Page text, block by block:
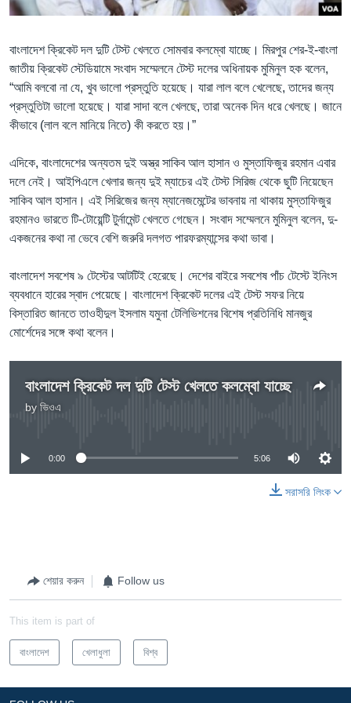
FOLLOW US
বাংলাদেশ ক্রিকেট দল দুটি টেস্ট খেলতে সোমবার কলম্বো যাচ্ছে। মিরপুর শের-ই-বাংলা
জাতীয় ক্রিকেট স্টেডিয়ামে সংবাদ সম্মেলনে টেস্ট দলের অধিনায়ক মুমিনুল হক বলেন,
“আমি বলবো না যে, খুব ভালো প্রস্তুতি হয়েছে। যারা লাল বলে খেলেছে, তাদের জন্য
প্রস্তুতিটা ভালো হয়েছে। যারা সাদা বলে খেলছে, তারা অনেক দিন ধরে খেলছে। জানে
কীভাবে (লাল বলে মানিয়ে নিতে) কী করতে হয়।”
এদিকে, বাংলাদেশের অন্যতম দুই অস্ত্র সাকিব আল হাসান ও মুস্তাফিজুর রহমান এবার
দলে নেই। আইপিএলে খেলার জন্য দুই ম্যাচের এই টেস্ট সিরিজ থেকে ছুটি নিয়েছেন
সাকিব আল হাসান। এই সিরিজের জন্য ম্যানেজমেন্টের ভাবনায় না থাকায় মুস্তাফিজুর
রহমানও ভারতে টি-টোয়েন্টি টুর্নামেন্ট খেলতে গেছেন। সংবাদ সম্মেলনে মুমিনুল বলেন, দু-
একজনের কথা না ভেবে বেশি জরুরি দলগত পারফরম্যান্সের কথা ভাবা।
বাংলাদেশ সবশেষ ৯ টেস্টের আটটিই হেরেছে। দেশের বাইরে সবশেষ পাঁচ টেস্টে ইনিংস
ব্যবধানে হারের স্বাদ পেয়েছে। বাংলাদেশ ক্রিকেট দলের এই টেস্ট সফর নিয়ে
বিস্তারিত জানতে তাওহীদুল ইসলাম যমুনা টেলিভিশনের বিশেষ প্রতিনিধি মানজুর
মোর্শেদের সঙ্গে কথা বলেন।
বাংলাদেশ ক্রিকেট দল দুটি টেস্ট খেলতে কলম্বো যাচ্ছে
by ভিওএ
0:00 5:06
সরাসরি লিংক
শেয়ার করুন Follow us
This item is part of
বাংলাদেশ খেলাধুলা বিশ্ব